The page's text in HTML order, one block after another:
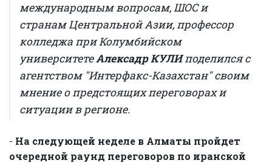
международным вопросам, ШОС и
странам Центральной Азии, профессор
колледжа при Колумбийском
университетеАлексадр КУЛИподелился с
агентством "Интерфакс-Казахстан" своим
мнение о предстоящих переговорах и
ситуации в регионе.
- На следующей неделе в Алматы пройдет
очередной раунд переговоров по иранской